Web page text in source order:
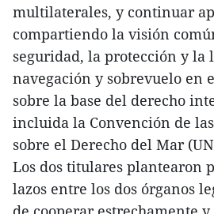
multilaterales, y continuar
compartiendo la visión
seguridad, la protección y la
navegación y sobrevuelo en
sobre la base del derecho
incluida la Convención de
sobre el Derecho del Mar
Los dos titulares plantearon
lazos entre los dos órganos